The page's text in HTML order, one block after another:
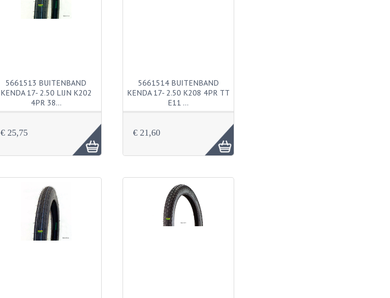
5661513 BUITENBAND
KENDA 17- 2.50 LIJN K202
4PR 38…
€ 25,75
5661514 BUITENBAND
KENDA 17- 2.50 K208 4PR TT
E11 …
€ 21,60